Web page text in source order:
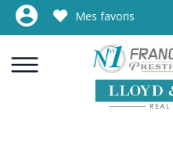
Mes favoris